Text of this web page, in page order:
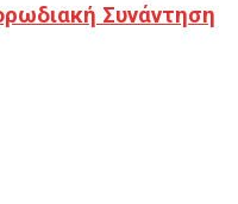
Συνάντηση